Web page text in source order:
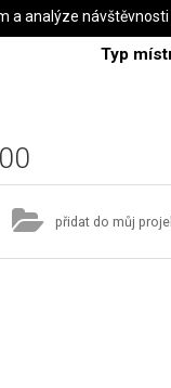
Typ
přidat do můj
analýze